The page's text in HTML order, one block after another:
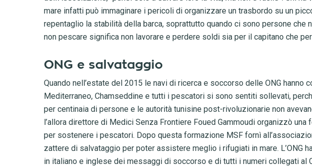
mare infatti può immaginare i pericoli di organizzare un trasbordo su un
repentaglio la stabilità della barca, soprattutto quando ci sono persone che
non pescare significa non lavorare e perdere soldi sia per il capitano che per
ONG e salvataggio
Quando nell’estate del 2015 le navi di ricerca e soccorso delle ONG hanno
Mediterraneo, Chamseddine e tutti i pescatori si sono sentiti sollevati,
per centinaia di persone e le autorità tunisine post-rivoluzionarie non
l’allora direttore di Medici Senza Frontiere Foued Gammoudi organizzò
per sostenere i pescatori. Dopo questa formazione MSF fornì
zattere di salvataggio per poter assistere meglio i rifugiati in mare. L’ONG
in italiano e inglese dei messaggi di soccorso e di tutti i numeri collegati al